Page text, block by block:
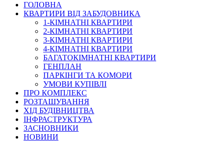
ГОЛОВНА
КВАРТИРИ ВІД ЗАБУДОВНИКА
1-КІМНАТНІ КВАРТИРИ
2-КІМНАТНІ КВАРТИРИ
3-КІМНАТНІ КВАРТИРИ
4-КІМНАТНІ КВАРТИРИ
БАГАТОКІМНАТНІ КВАРТИРИ
ГЕНПЛАН
ПАРКІНГИ ТА КОМОРИ
УМОВИ КУПІВЛІ
ПРО КОМПЛЕКС
РОЗТАШУВАННЯ
ХІД БУДІВНИЦТВА
ІНФРАСТРУКТУРА
ЗАСНОВНИКИ
НОВИНИ